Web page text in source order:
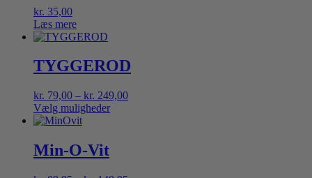
kr. 35,00
Læs mere
TYGGEROD
kr. 79,00 – kr. 249,00Prisinterval:
Vælg muligheder
Dette
har
flere
Min-O-Vit